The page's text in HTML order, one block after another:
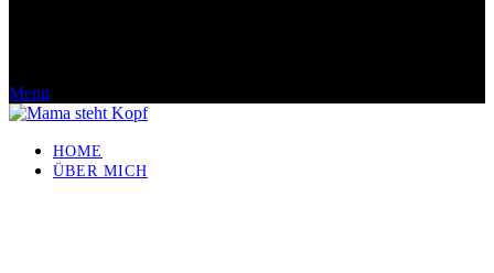
Menü
HOME
ÜBER MICH